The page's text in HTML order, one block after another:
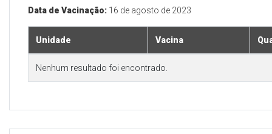
Data de Vacinação: 16 de agosto de 2023
Unidade Vacina
Nenhum resultado foi encontrado.